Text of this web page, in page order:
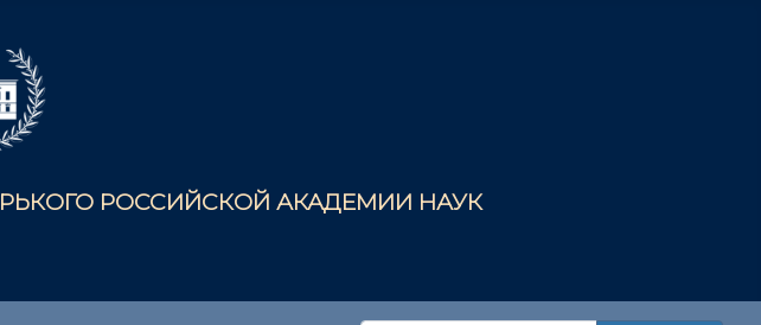
РОССИЙСКОЙ АКАДЕМИИ НАУК